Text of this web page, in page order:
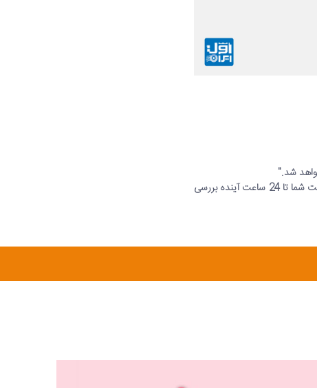
شد."
منتظر پیامک باشید (ممکنه یک مقدار طول بکشه ) بعد پیامک میاد حاوی این جمله "مشترک گرامی شما درخواست شما تا 24 ساعت آینده بررسی